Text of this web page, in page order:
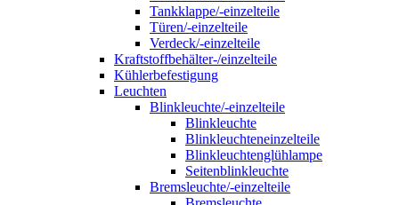
Tankklappe/-einzelteile
Türen/-einzelteile
Verdeck/-einzelteile
Kraftstoffbehälter-/einzelteile
Kühlerbefestigung
Leuchten
Blinkleuchte/-einzelteile
Blinkleuchte
Blinkleuchteneinzelteile
Blinkleuchtenglühlampe
Seitenblinkleuchte
Bremsleuchte/-einzelteile